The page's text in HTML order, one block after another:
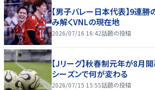
【男子バレー日本代表】9連
み解くVNLの現在地
2026/07/16 16:42話題の投稿
【Jリーグ】秋春制元年が8月
シーズンで何が変わる
2026/07/15 15:55話題の投稿